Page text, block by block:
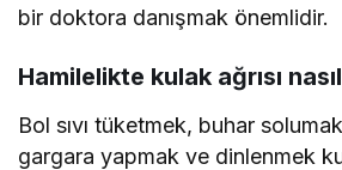
bir doktora danışmak önemlidir.
Hamilelikte kulak ağrısı
Bol sıvı tüketmek, buhar
gargara yapmak ve dinlenmek